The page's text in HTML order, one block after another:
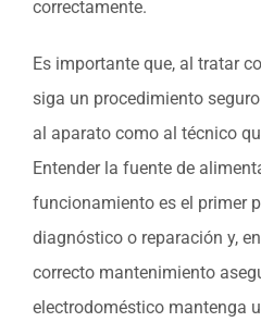
correctamente.
Es importante que, al tratar
siga un procedimiento
al aparato como al técnico
Entender la fuente de
funcionamiento es el primer
diagnóstico o reparación y,
correcto mantenimiento
electrodoméstico mantenga